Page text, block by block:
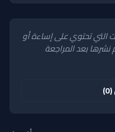
التي تحتوي على إساءة أو
بعد المراجعة